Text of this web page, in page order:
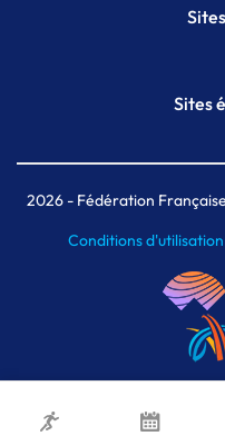
Sites
MAIF
2026- Fédération
Conditions